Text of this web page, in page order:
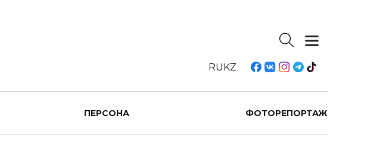
RUKZ
ПЕРСОНА ФОТОРЕПОРТАЖ